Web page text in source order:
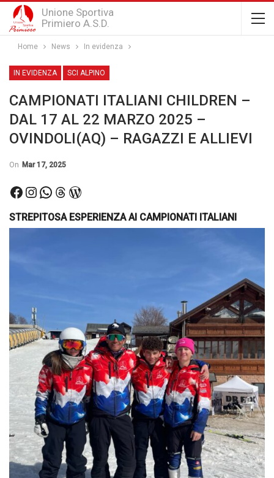
Unione Sportiva
Primiero A.S.D.
Home News In evidenza
IN EVIDENZA SCI ALPINO
CAMPIONATI ITALIANI CHILDREN –
DAL 17 AL 22 MARZO 2025 –
OVINDOLI(AQ) – RAGAZZI E ALLIEVI
On Mar 17, 2025
Facebook
Instagram
WhatsApp
Threads
WordPress
STREPITOSA ESPERIENZA AI CAMPIONATI ITALIANI